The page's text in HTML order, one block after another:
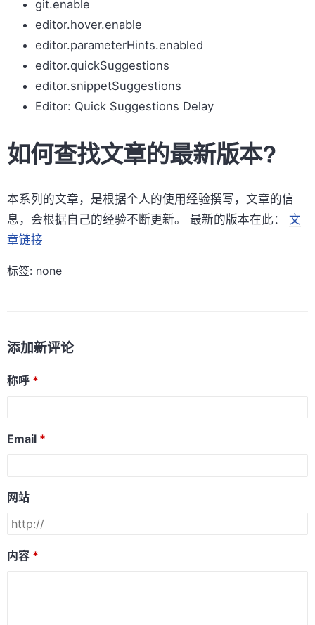
git.enable
editor.hover.enable
editor.parameterHints.enabled
editor.quickSuggestions
editor.snippetSuggestions
Editor: Quick Suggestions Delay
如何查找文章的最新版本?
本系列的文章，是根据个人的使用经验撰写，文章的信
息，会根据自己的经验不断更新。 最新的版本在此： 文
章链接
标签: none
添加新评论
称呼
Email
网站
内容